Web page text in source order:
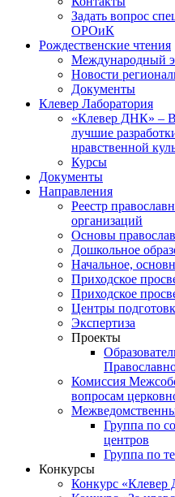
Задать вопрос
ОРОиК
Рождественские чтения
Международный
Новости
Документы
Клевер Лаборатория
«Клевер ДНК» –
лучшие
нравственной
Курсы
Документы
Направления
Реестр
организаций
Основы
Дошкольное
Начальное,
Приходское
Приходское
Центры
Экспертиза
Проекты
Комиссия
вопросам
Группа по
центров
Группа по
Конкурсы
Конкурс